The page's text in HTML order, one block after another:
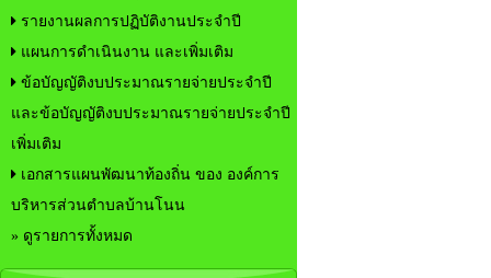
รายงานผลการปฏิบัติงานประจำปี
แผนการดำเนินงาน และเพิ่มเติม
ข้อบัญญัติงบประมาณรายจ่ายประจำปี
และข้อบัญญัติงบประมาณรายจ่ายประจำปี
เพิ่มเติม
เอกสารแผนพัฒนาท้องถิ่น ของ องค์การ
บริหารส่วนตำบลบ้านโนน
» ดูรายการทั้งหมด